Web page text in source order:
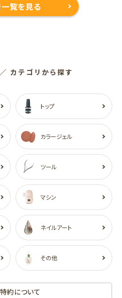
覧を見る
／ カテゴリから探す
トップ
カラージェル
ツール
マシン
ネイルアート
その他
約について